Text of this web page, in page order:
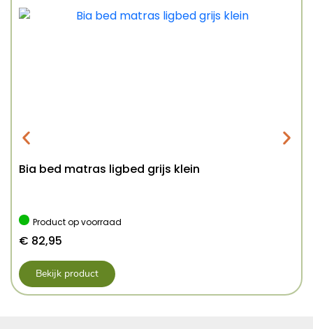
Bia bed matras ligbed grijs klein
Product op voorraad
€ 82,95
Bekijk product